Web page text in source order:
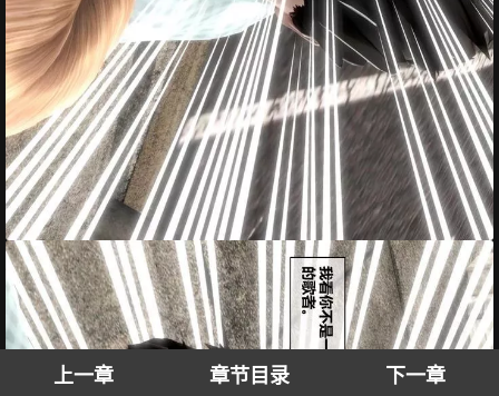
上一章 章节目录 下一章